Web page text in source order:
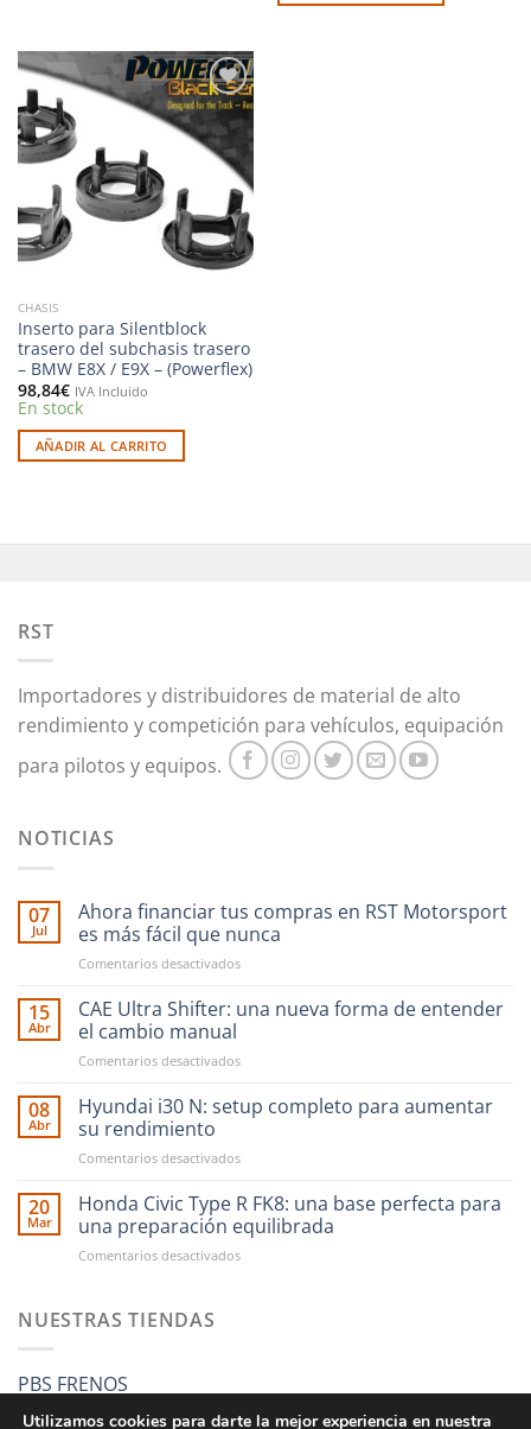
Añadir
a la
lista de
deseos
CHASIS
Inserto para Silentblock
trasero del subchasis trasero
– BMW E8X / E9X – (Powerflex)
98,84€ IVA Incluido
En stock
AÑADIR AL CARRITO
RST
Importadores y distribuidores de material de alto
rendimiento y competición para vehículos, equipación
para pilotos y equipos.
NOTICIAS
07
Jul
Ahora financiar tus compras en RST Motorsport
es más fácil que nunca
Comentarios desactivadosen
financiar
en
Motorsport
fácil
nunca
15
Abr
CAE Ultra Shifter: una nueva forma de entender
el cambio manual
Comentarios desactivadosen
Ultra
Shifter:
nueva
de
entender
cambio
08
Abr
Hyundai i30 N: setup completo para aumentar
su rendimiento
Comentarios desactivadosen
i30
setup
completo
20
Mar
Honda Civic Type R FK8: una base perfecta para
una preparación equilibrada
Comentarios desactivadosen
base
perfecta
NUESTRAS TIENDAS
PBS FRENOS
Utilizamos cookies para darte la mejor experiencia en nuestra